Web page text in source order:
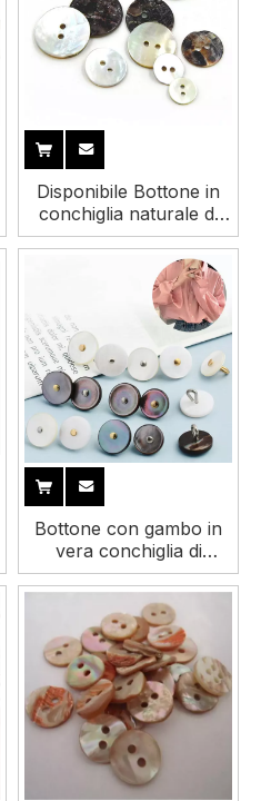
Disponibile Bottone in
conchiglia naturale di
Agoya all'ingrosso per
Bottone con gambo in
vera conchiglia di
piccola perla
all'ingrosso all'ingrosso
per camicia da donna